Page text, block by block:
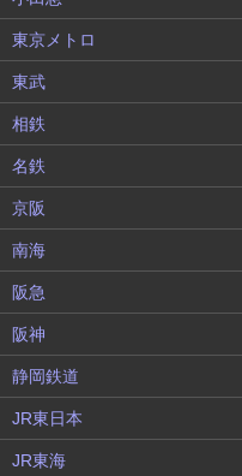
東京メトロ
東武
相鉄
名鉄
京阪
南海
阪急
阪神
静岡鉄道
JR東日本
JR東海